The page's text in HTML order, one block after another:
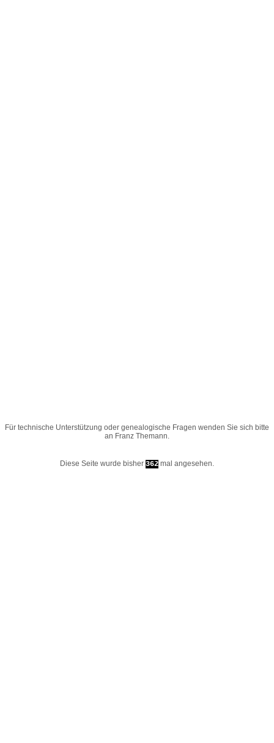
Für technische Unterstützung oder genealogische Fragen wenden Sie sich bitte
an Franz Themann.
Diese Seite wurde bisher 362 mal angesehen.